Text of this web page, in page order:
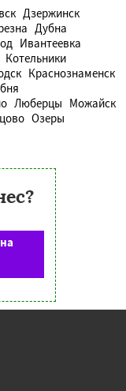
Дзержинск
Дубна
Ивантеевка
Котельники
Краснознаменск
Люберцы Можайск
Озеры